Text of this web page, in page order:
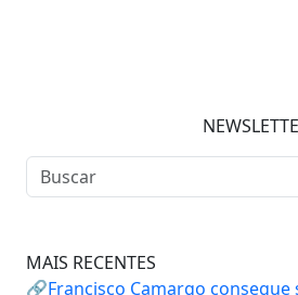
MAIS RECENTES
🔗Francisco Camargo consegue